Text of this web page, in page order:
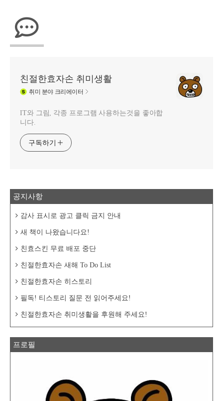
친절한효자손 취미생활
취미 분야 크리에이터
IT와 그림, 각종 프로그램 사용하는것을 좋아합
니다.
구독하기
공지사항
감사 표시로 광고 클릭 금지 안내
새 책이 나왔습니다요!
친효스킨 무료 배포 중단
친절한효자손 새해 To Do List
친절한효자손 히스토리
필독! 티스토리 질문 전 읽어주세요!
친절한효자손 취미생활을 후원해 주세요!
프로필